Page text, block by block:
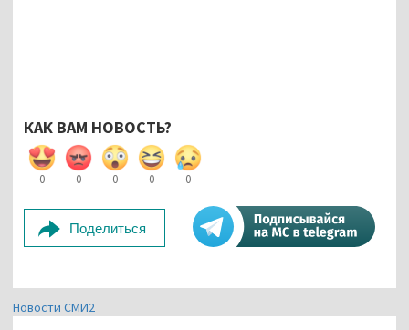
КАК ВАМ НОВОСТЬ?
0 0 0 0 0
Поделиться
Новости СМИ2